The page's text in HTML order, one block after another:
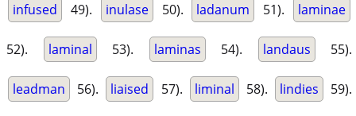
infused 49). inulase 50). ladanum 51). laminae
52). laminal 53). laminas 54). landaus 55).
leadman 56). liaised 57). liminal 58). lindies 59).